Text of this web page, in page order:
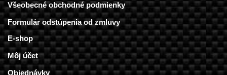
Všeobecné obchodné podmienky
Formulár odstúpenia od zmluvy
E-shop
Môj účet
Objednávky